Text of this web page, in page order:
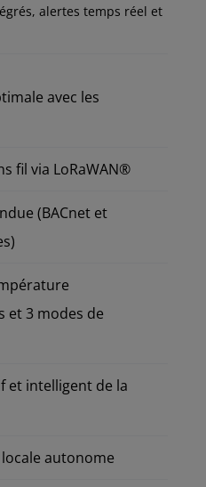
alertes temps réel et
avec les
fil via LoRaWAN®
(BACnet et
et 3 modes de
et intelligent de la
autonome